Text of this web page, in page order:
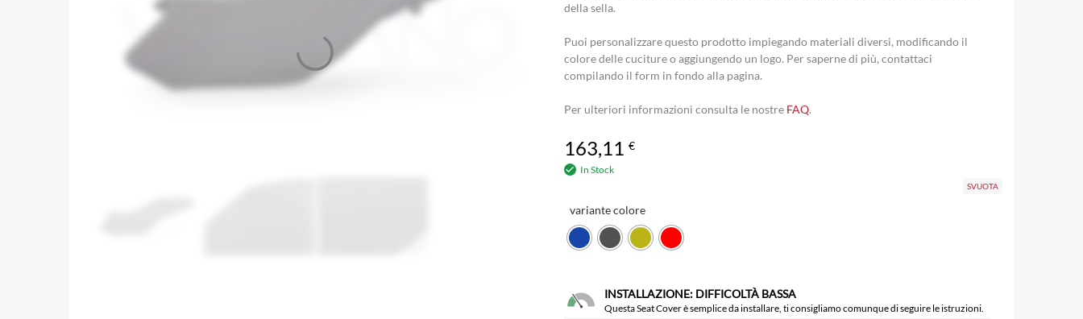
della sella.
Puoi personalizzare questo prodotto impiegando materiali diversi, modificando il
colore delle cuciture o aggiungendo un logo. Per saperne di più, contattaci
compilando il form in fondo alla pagina.
Per ulteriori informazioni consulta le nostre FAQ.
163,11 €
In Stock
variante colore
SVUOTA
INSTALLAZIONE: DIFFICOLTÀ BASSA
Questa Seat Cover è semplice da installare, ti consigliamo comunque di seguire le istruzioni.